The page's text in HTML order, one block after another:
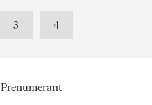
3 4
Prenumerant